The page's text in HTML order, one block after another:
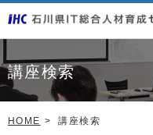
講座検索
HOME 講座検索